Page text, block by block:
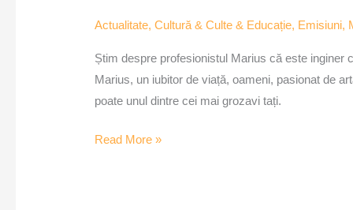
Actualitate,Cultură & Culte & Educație, Emisiuni,
Știm despre profesionistul Marius că este inginer
Marius, un iubitor de viață, oameni, pasionat de
poate unul dintre cei mai grozavi tați.
Pascariu
–
Ep.
3
Read More »